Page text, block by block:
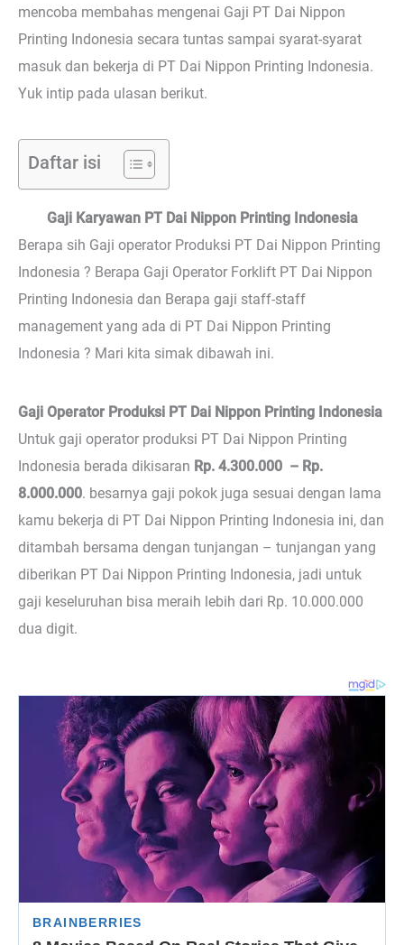
mencoba membahas mengenai Gaji PT Dai Nippon
Printing Indonesia secara tuntas sampai syarat-syarat
masuk dan bekerja di PT Dai Nippon Printing Indonesia.
Yuk intip pada ulasan berikut.
Daftar isi
Gaji Karyawan PT Dai Nippon Printing Indonesia
Berapa sih Gaji operator Produksi PT Dai Nippon Printing
Indonesia ? Berapa Gaji Operator Forklift PT Dai Nippon
Printing Indonesia dan Berapa gaji staff-staff
management yang ada di PT Dai Nippon Printing
Indonesia ? Mari kita simak dibawah ini.
Gaji Operator Produksi PT Dai Nippon Printing Indonesia
Untuk gaji operator produksi PT Dai Nippon Printing
Indonesia berada dikisaran Rp. 4.300.000 – Rp.
8.000.000. besarnya gaji pokok juga sesuai dengan lama
kamu bekerja di PT Dai Nippon Printing Indonesia ini, dan
ditambah bersama dengan tunjangan – tunjangan yang
diberikan PT Dai Nippon Printing Indonesia, jadi untuk
gaji keseluruhan bisa meraih lebih dari Rp. 10.000.000
dua digit.